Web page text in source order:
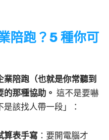
陪跑？5 種你可
陪跑（也就是你常聽到
那種協助。 這不是要嚇
該找人帶一段」：
算表手寫 ：要開電腦才